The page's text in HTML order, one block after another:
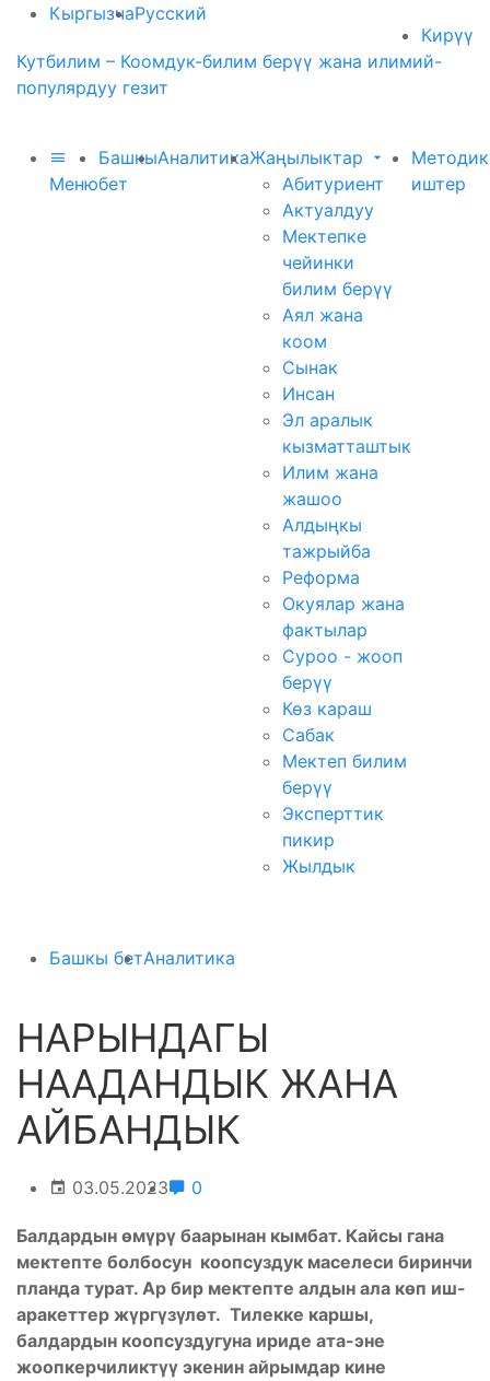
КыргызчаРусский
Кирүү
Кутбилим – Коомдук-билим берүү жана илимий-
популярдуу гезит
Меню
Башкы
бет
АналитикаЖаңылыктар
Абитуриент
Актуалдуу
Мектепке
чейинки
билим берүү
Аял жана
коом
Сынак
Инсан
Эл аралык
кызматташтык
Илим жана
жашоо
Алдыңкы
тажрыйба
Реформа
Окуялар жана
фактылар
Суроо - жооп
берүү
Көз караш
Сабак
Мектеп билим
берүү
Эксперттик
пикир
Жылдык
иштер
Башкы бетАналитика
НАРЫНДАГЫ
НААДАНДЫК ЖАНА
АЙБАНДЫК
03.05.2023 0
Балдардын өмүрү баарынан кымбат. Кайсы гана
мектепте болбосун коопсуздук маселеси биринчи
планда турат. Ар бир мектепте алдын ала көп иш-
аракеттер жүргүзүлөт. Тилекке каршы,
балдардын коопсуздугуна ириде ата-эне
жоопкерчиликтүү экенин айрымдар кине